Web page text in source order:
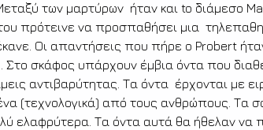
των μαρτύρων  ήταν και to διάμεσο
πρότεινε να προσπαθήσει μια
Οι απαντήσεις που πήρε ο Probert
Στο σκάφος υπάρχουν έμβια όντα που
αντιβαρύτητας. Τα όντα  έρχονται με
(τεχνολογικά) από τους ανθρώπους. Τα
ελαφρύτερα. Τα όντα αυτά θα ήθελαν να